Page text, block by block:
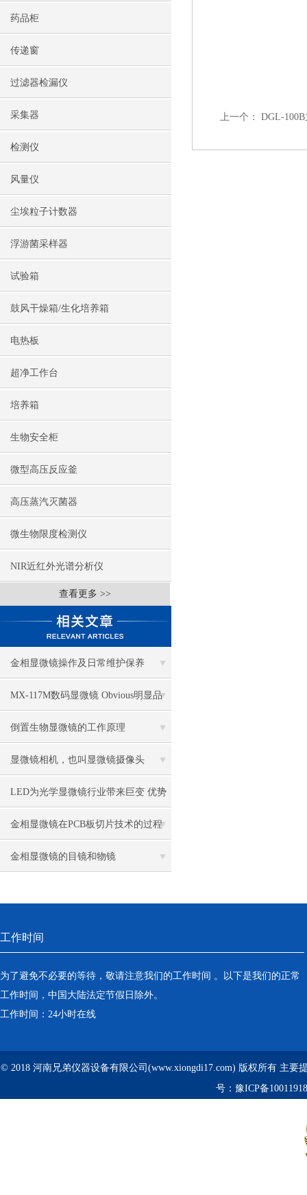
药品柜
传递窗
过滤器检漏仪
采集器
检测仪
风量仪
尘埃粒子计数器
浮游菌采样器
试验箱
鼓风干燥箱/生化培养箱
电热板
超净工作台
培养箱
生物安全柜
微型高压反应釜
高压蒸汽灭菌器
微生物限度检测仪
NIR近红外光谱分析仪
查看更多 >>
金相显微镜操作及日常维护保养
MX-117M数码显微镜 Obvious明显品
牌值得推荐
倒置生物显微镜的工作原理
显微镜相机，也叫显微镜摄像头
LED为光学显微镜行业带来巨变 优势
比传统卤素更明显
金相显微镜在PCB板切片技术的过程
控制中的作用
金相显微镜的目镜和物镜
上一个： DGL-
工作时间
为了避免不必要的等待，敬请注意我们的工作时间 。以下是我们的正常
工作时间，中国大陆法定节假日除外。
工作时间：24小时在线
© 2018 河南兄弟仪器设备有限公司(www.xiongdi17.com) 版权所有 主要
号： 豫ICP备